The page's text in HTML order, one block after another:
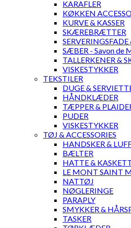
KARAFLER
KØKKEN
KURVE & KASSER
SKÆREBRÆTTER
SERVERINGSFADE
SÆBER - Savon de
TALLERKENER &
VISKESTYKKER
TEKSTILER
DUGE &
HÅNDKLÆDER
TÆPPER &
PUDER
VISKESTYKKER
TØJ & ACCESSORIES
HANDSKER &
BÆLTER
HATTE &
LE MONT SAINT
NATTØJ
NØGLERINGE
PARAPLY
SMYKKER &
TASKER